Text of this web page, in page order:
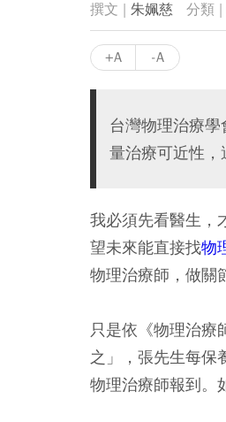
朱姵慈
+A -A
台灣物理治療
量治療可近性，
我必須先看醫生，
望未來能直接找物
物理治療師，做關
只是依《物理治療
之」，張先生每保
物理治療師報到。